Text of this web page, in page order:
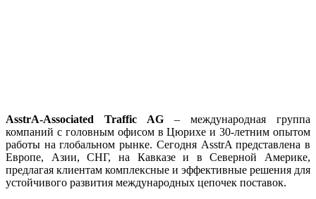
AsstrA-Associated Traffic AG – международная группа
компаний с головным офисом в Цюрихе и 30-летним опытом
работы на глобальном рынке. Сегодня AsstrA представлена в
Европе, Азии, СНГ, на Кавказе и в Северной Америке,
предлагая клиентам комплексные и эффективные решения для
устойчивого развития международных цепочек поставок.